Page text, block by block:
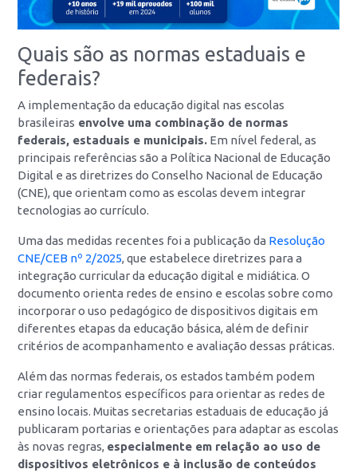
Quais são as normas estaduais e
federais?
A implementação da educação digital nas escolas
brasileiras envolve uma combinação de normas
federais, estaduais e municipais. Em nível federal, as
principais referências são a Política Nacional de Educação
Digital e as diretrizes do Conselho Nacional de Educação
(CNE), que orientam como as escolas devem integrar
tecnologias ao currículo.
Uma das medidas recentes foi a publicação da Resolução
CNE/CEB nº 2/2025, que estabelece diretrizes para a
integração curricular da educação digital e midiática. O
documento orienta redes de ensino e escolas sobre como
incorporar o uso pedagógico de dispositivos digitais em
diferentes etapas da educação básica, além de definir
critérios de acompanhamento e avaliação dessas práticas.
Além das normas federais, os estados também podem
criar regulamentos específicos para orientar as redes de
ensino locais. Muitas secretarias estaduais de educação já
publicaram portarias e orientações para adaptar as escolas
às novas regras, especialmente em relação ao uso de
dispositivos eletrônicos e à inclusão de conteúdos